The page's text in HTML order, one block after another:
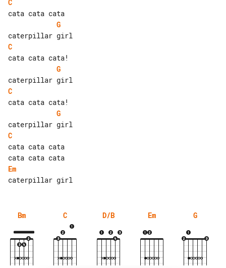
C
G
C
G
C
G
C
cata cata cata
Em
Bm C D/B Em G